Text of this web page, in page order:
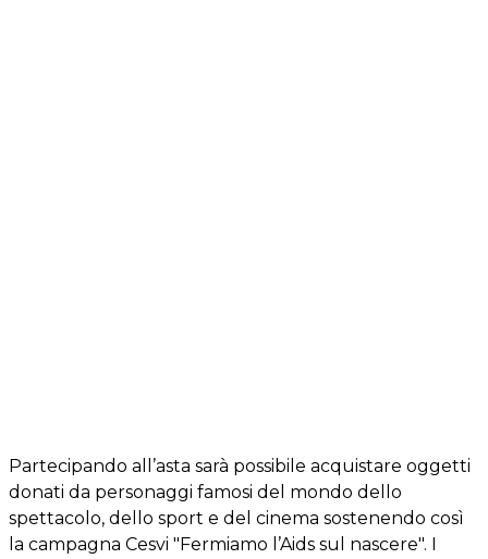
Partecipando all’asta sarà possibile acquistare oggetti
donati da personaggi famosi del mondo dello
spettacolo, dello sport e del cinema sostenendo così
la campagna Cesvi "Fermiamo l’Aids sul nascere". I